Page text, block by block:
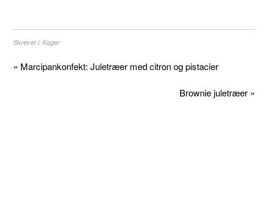
Skrevet i:Kager
« Marcipankonfekt: Juletræer med citron og pistacier
Brownie juletræer »